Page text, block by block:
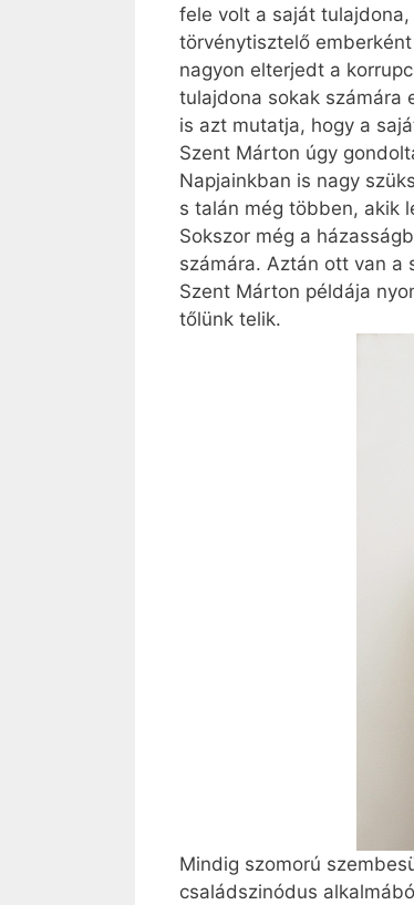
fele volt a saját
törvénytisztelő
nagyon elterjedt a
tulajdona sokak számára
is azt mutatja, hogy a
Szent Márton úgy
Napjainkban is nagy
s talán még többen, akik
Sokszor még a
számára. Aztán ott van a
Szent Márton példája
tőlünk telik.
Mindig szomorú
családszinódus